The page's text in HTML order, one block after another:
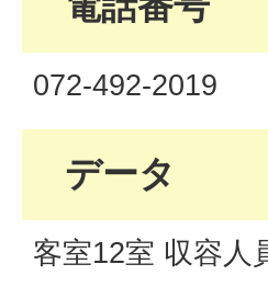
072-492-2019
データ
客室12室 収容人